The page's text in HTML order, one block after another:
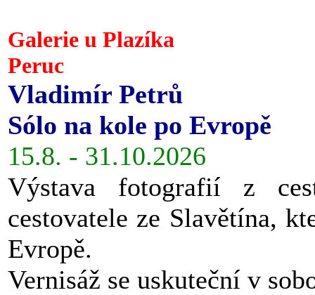
Galerie u Plazíka
Peruc
Vladimír Petrů
Sólo na kole po Evropě
15.8. - 31.10.2026
Výstava fotografií z
cestovatele ze Slavětína,
Evropě.
Vernisáž se uskuteční v